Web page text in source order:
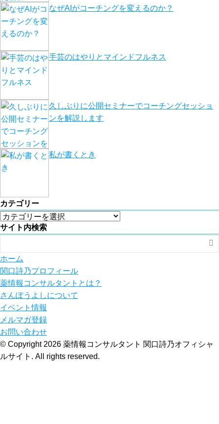
なぜAIがコーチングを変えるのか？
手芸のはやりとマインドフルネス
久しぶりに公開セミナーでコーチングセッショ
ンを解説します
私が書くとき
カテゴリー
サイト内検索

ホーム
関口詩乃プロフィール
薬情報コンサルタントとは？
さんぽうよしについて
イベント情報
メルマガ登録
お問い合わせ
© Copyright 2026 薬情報コンサルタント 関口詩乃オフィシャ
ルサイト. All rights reserved.